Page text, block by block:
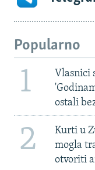
Popularno
1
Vlasnici
ostali
2
Kurti u
mogla
otvoriti